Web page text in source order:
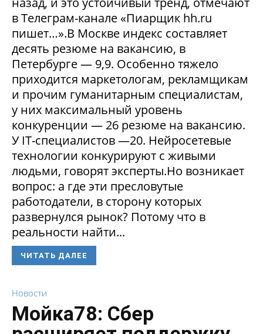
в Телеграм-канале «Пиарщик hh.ru
пишет…».В Москве индекс составляет
десять резюме на вакансию, в
Петербурге — 9,9. Особенно тяжело
приходится маркетологам, рекламщикам
и прочим гуманитарным специалистам,
у них максимальный уровень
конкуренции — 26 резюме на вакансию.
У IT-специалистов —20. Нейросетевые
технологии конкурируют с живыми
людьми, говорят эксперты.Но возникает
вопрос: а где эти пресловутые
работодатели, в сторону которых
развернулся рынок? Потому что в
реальности найти...
ЧИТАТЬ ДАЛЕЕ
Новости
Мойка78: Сбер